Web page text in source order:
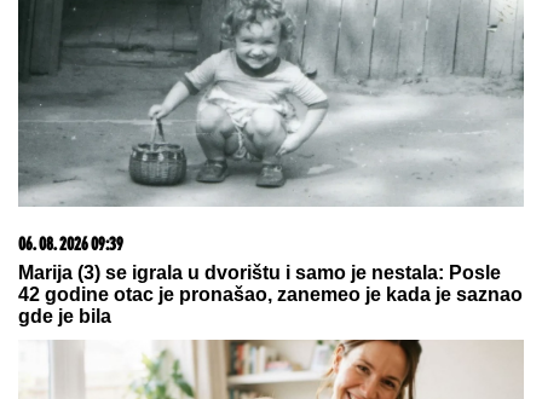
06. 08. 2026 09:39
Marija (3) se igrala u dvorištu i samo je nestala: Posle
42 godine otac je pronašao, zanemeo je kada je saznao
gde je bila